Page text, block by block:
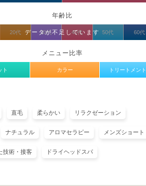
年齢比
データが不足しています
20代 30代 40代 50代 60代
メニュー比率
ト カラー トリートメント
直毛 柔らかい リラクゼーション
ナチュラル アロマセラピー メンズショート
技術・接客 ドライヘッドスパ